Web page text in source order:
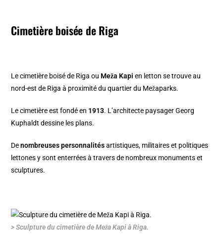
Cimetière boisée de Riga
Le cimetière boisé de Riga ou Meža Kapi en letton se trouve au
nord-est de Riga à proximité duquartier du Mežaparks.
Le cimetière est fondé en 1913. L’architecte paysager Georg
Kuphaldt dessine les plans.
Denombreuses personnalitésartistiques, militaires et politiques
lettones y sont enterrées à travers de nombreux monuments et
sculptures.
> Sculpture du cimetière de Meža Kapi à Riga.